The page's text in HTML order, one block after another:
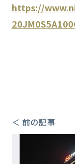
https://
＜ 前の記事